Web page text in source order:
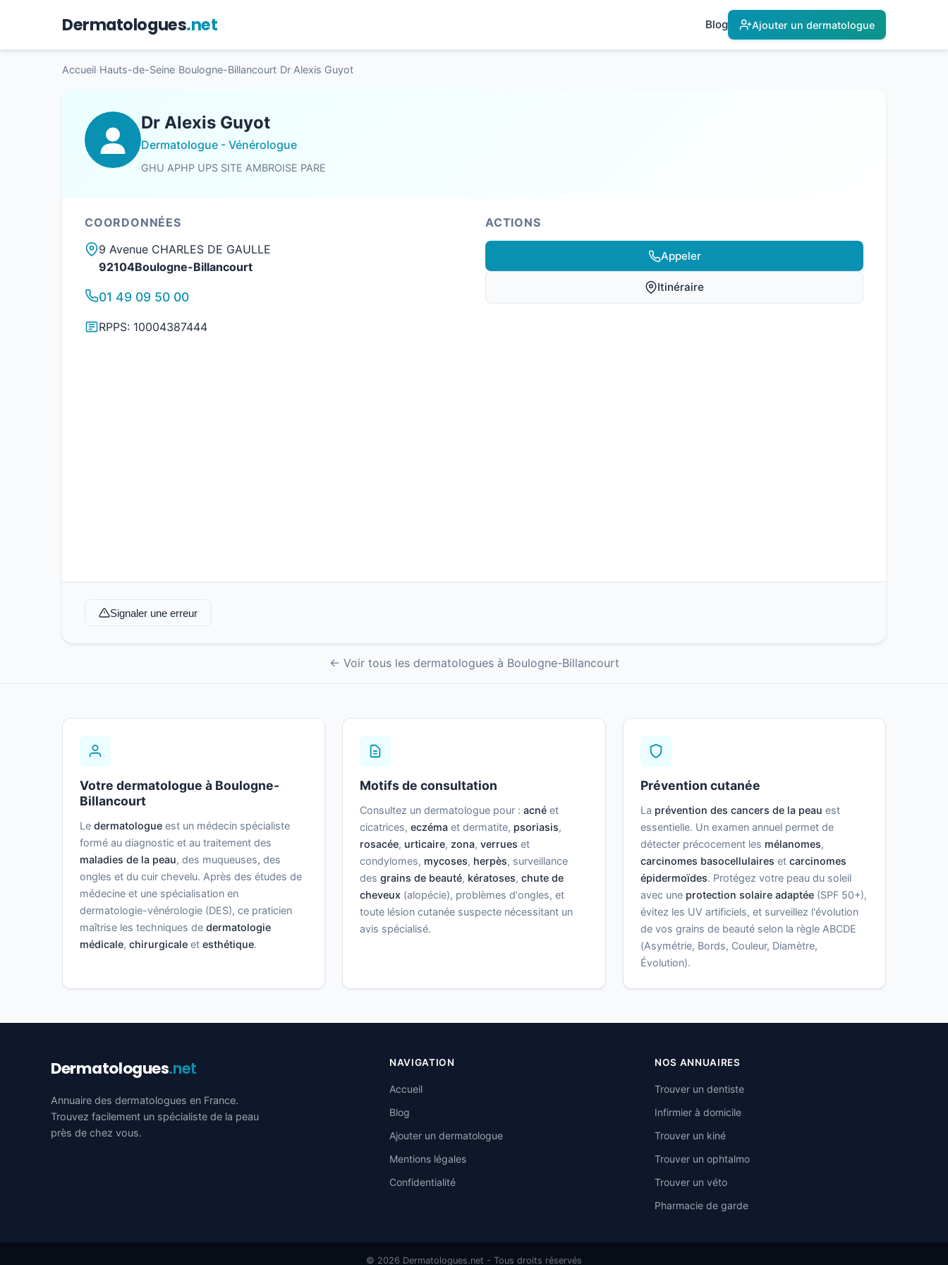
Dermatologues.net Blog Ajouter un dermatologue
Accueil Hauts-de-Seine Boulogne-Billancourt Dr Alexis Guyot
Dr Alexis Guyot
Dermatologue - Vénérologue
GHU APHP UPS SITE AMBROISE PARE
COORDONNÉES
9 Avenue CHARLES DE GAULLE
92104Boulogne-Billancourt
01 49 09 50 00
RPPS: 10004387444
ACTIONS
Appeler
Itinéraire
Signaler une erreur
← Voir tous les dermatologues à Boulogne-Billancourt
Votre dermatologue à Boulogne-
Billancourt
Le dermatologue est un médecin spécialiste
formé au diagnostic et au traitement des
maladies de la peau, des muqueuses, des
ongles et du cuir chevelu. Après des études de
médecine et une spécialisation en
dermatologie-vénérologie (DES), ce praticien
maîtrise les techniques de dermatologie
médicale, chirurgicale et esthétique.
Motifs de consultation
Consultez un dermatologue pour :acné et
cicatrices,eczéma et dermatite, psoriasis,
rosacée, urticaire, zona,verrues et
condylomes, mycoses, herpès, surveillance
desgrains de beauté, kératoses,chute de
cheveux (alopécie), problèmes d'ongles, et
toute lésion cutanée suspecte nécessitant un
avis spécialisé.
Prévention cutanée
La prévention des cancers de la peau est
essentielle. Un examen annuel permet de
détecter précocement les mélanomes,
carcinomes basocellulaires et carcinomes
épidermoïdes. Protégez votre peau du soleil
avec une protection solaire adaptée(SPF 50+),
évitez les UV artificiels, et surveillez l'évolution
de vos grains de beauté selon la règle ABCDE
(Asymétrie, Bords, Couleur, Diamètre,
Évolution).
Dermatologues.net
Annuaire des dermatologues en France.
Trouvez facilement un spécialiste de la peau
près de chez vous.
NAVIGATION
Accueil
Blog
Ajouter un dermatologue
Mentions légales
Confidentialité
NOS ANNUAIRES
Trouver un dentiste
Infirmier à domicile
Trouver un kiné
Trouver un ophtalmo
Trouver un véto
Pharmacie de garde
© 2026 Dermatologues.net - Tous droits réservés